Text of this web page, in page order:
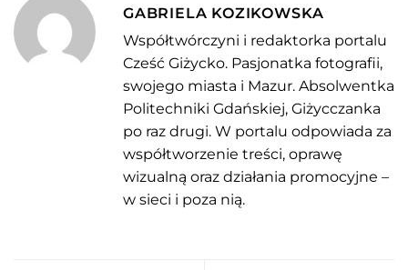
GABRIELA KOZIKOWSKA
Współtwórczyni i redaktorka portalu
Cześć Giżycko. Pasjonatka fotografii,
swojego miasta i Mazur. Absolwentka
Politechniki Gdańskiej, Giżycczanka
po raz drugi. W portalu odpowiada za
współtworzenie treści, oprawę
wizualną oraz działania promocyjne –
w sieci i poza nią.